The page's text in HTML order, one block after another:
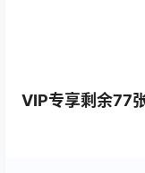
VIP专享剩余77